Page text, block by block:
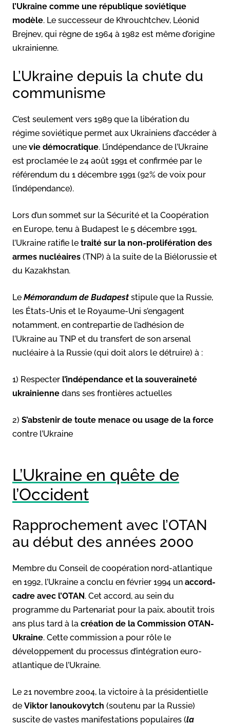
l’Ukraine comme une république soviétique
modèle. Le successeur de Khrouchtchev, Léonid
Brejnev, qui règne de 1964 à 1982 est même d’origine
ukrainienne.
L’Ukraine depuis la chute du
communisme
C’est seulement vers 1989 que la libération du
régime soviétique permet aux Ukrainiens d’accéder à
une vie démocratique. L’indépendance de l’Ukraine
est proclamée le 24 août 1991 et confirmée par le
référendum du 1 décembre 1991 (92% de voix pour
l’indépendance).
Lors d’un sommet sur la Sécurité et la Coopération
en Europe, tenu à Budapest le 5 décembre 1991,
l’Ukraine ratifie le traité sur la non-prolifération des
armes nucléaires (TNP) à la suite de la Biélorussie et
du Kazakhstan.
Le Mémorandum de Budapest stipule que la Russie,
les États-Unis et le Royaume-Uni s’engagent
notamment, en contrepartie de l’adhésion de
l’Ukraine au TNP et du transfert de son arsenal
nucléaire à la Russie (qui doit alors le détruire) à :
1) Respecter l’indépendance et la souveraineté
ukrainienne dans ses frontières actuelles
2) S’abstenir de toute menace ou usage de la force
contre l’Ukraine
L’Ukraine en quête de
l’Occident
Rapprochement avec l’OTAN
au début des années 2000
Membre du Conseil de coopération nord-atlantique
en 1992, l’Ukraine a conclu en février 1994 un accord-
cadre avec l’OTAN. Cet accord, au sein du
programme du Partenariat pour la paix, aboutit trois
ans plus tard à la création de la Commission OTAN-
Ukraine. Cette commission a pour rôle le
développement du processus d’intégration euro-
atlantique de l’Ukraine.
Le 21 novembre 2004, la victoire à la présidentielle
de Viktor Ianoukovytch (soutenu par la Russie)
suscite de vastes manifestations populaires (la